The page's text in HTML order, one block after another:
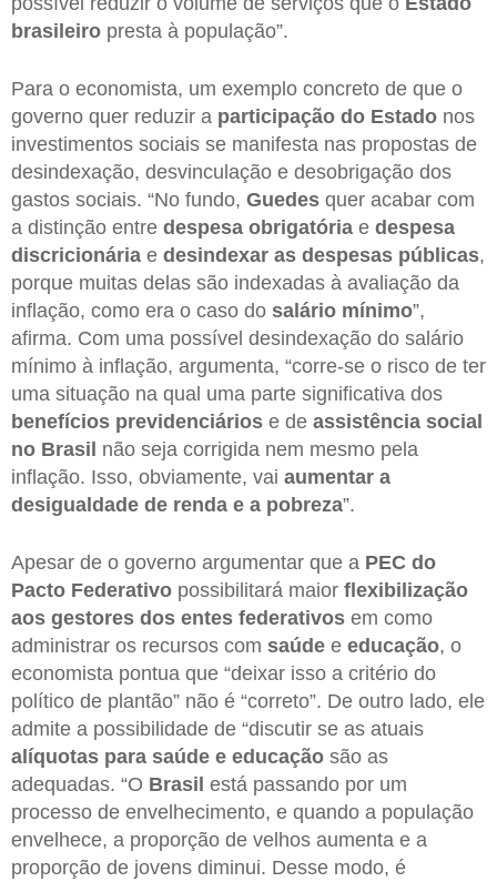
brasileiro presta à população”.
Para o economista, um exemplo concreto de que o
governo quer reduzir a participação do Estado nos
investimentos sociais se manifesta nas propostas de
desindexação, desvinculação e desobrigação dos
gastos sociais. “No fundo, Guedes quer acabar com
a distinção entre despesa obrigatória e despesa
discricionária e desindexar as despesas públicas,
porque muitas delas são indexadas à avaliação da
inflação, como era o caso do salário mínimo”,
afirma. Com uma possível desindexação do salário
mínimo à inflação, argumenta, “corre-se o risco de ter
uma situação na qual uma parte significativa dos
benefícios previdenciários e de assistência social
no Brasil não seja corrigida nem mesmo pela
inflação. Isso, obviamente, vai aumentar a
desigualdade de renda e a pobreza”.
Apesar de o governo argumentar que a PEC do
Pacto Federativo possibilitará maior flexibilização
aos gestores dos entes federativos em como
administrar os recursos com saúde e educação, o
economista pontua que “deixar isso a critério do
político de plantão” não é “correto”. De outro lado, ele
admite a possibilidade de “discutir se as atuais
alíquotas para saúde e educação são as
adequadas. “O Brasil está passando por um
processo de envelhecimento, e quando a população
envelhece, a proporção de velhos aumenta e a
proporção de jovens diminui. Desse modo, é